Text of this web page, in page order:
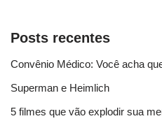
Posts recentes
Convênio Médico: Você acha
Superman e Heimlich
5 filmes que vão explodir sua